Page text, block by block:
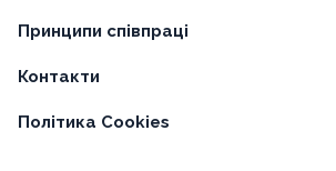
Принципи співпраці
Контакти
Політика Cookies